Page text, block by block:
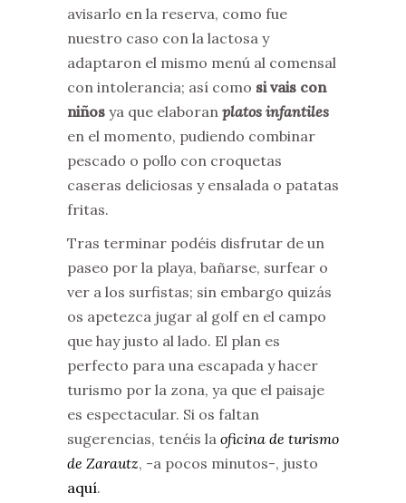
avisarlo en la reserva, como fue
nuestro caso con la lactosa y
adaptaron el mismo menú al comensal
con intolerancia; así como si vais con
niños ya que elaboran platos infantiles
en el momento, pudiendo combinar
pescado o pollo con croquetas
caseras deliciosas y ensalada o patatas
fritas.
Tras terminar podéis disfrutar de un
paseo por la playa, bañarse, surfear o
ver a los surfistas; sin embargo quizás
os apetezca jugar al golf en el campo
que hay justo al lado. El plan es
perfecto para una escapada y hacer
turismo por la zona, ya que el paisaje
es espectacular. Si os faltan
sugerencias, tenéis la oficina de turismo
de Zarautz, -a pocos minutos-, justo
aquí.